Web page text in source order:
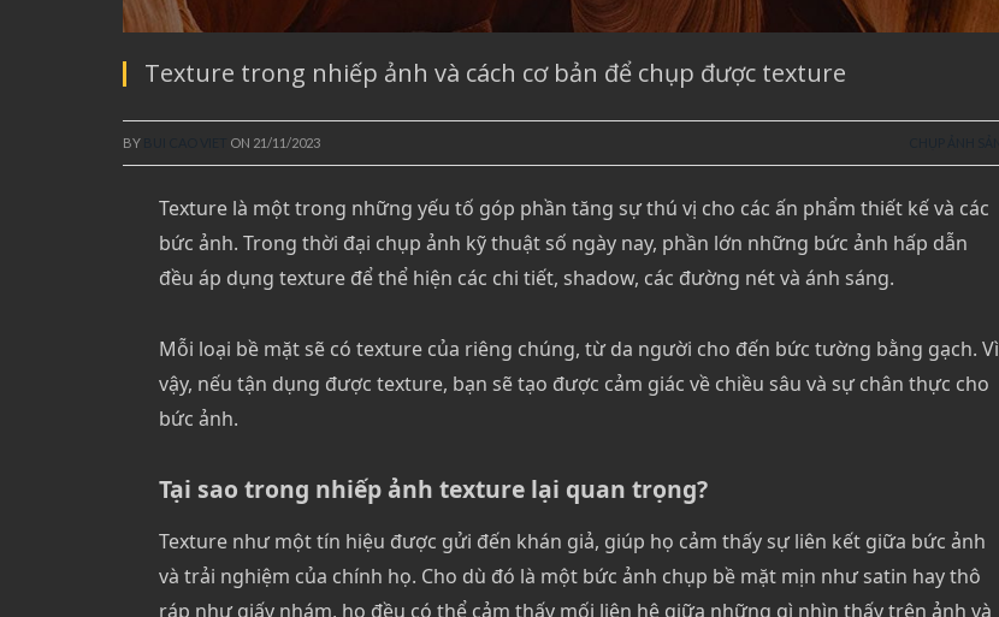
Texture trong nhiếp ảnh và cách cơ bản để chụp được texture
BY ON 21/11/2023
Texture là một trong những yếu tố góp phần tăng sự thú vị cho các ấn phẩm thiết kế và các
bức ảnh. Trong thời đại chụp ảnh kỹ thuật số ngày nay, phần lớn những bức ảnh hấp dẫn
đều áp dụng texture để thể hiện các chi tiết, shadow, các đường nét và ánh sáng.
Mỗi loại bề mặt sẽ có texture của riêng chúng, từ da người cho đến bức tường bằng gạch. Vì
vậy, nếu tận dụng được texture, bạn sẽ tạo được cảm giác về chiều sâu và sự chân thực cho
bức ảnh.
Tại sao trong nhiếp ảnh texture lại quan trọng?
Texture như một tín hiệu được gửi đến khán giả, giúp họ cảm thấy sự liên kết giữa bức ảnh
và trải nghiệm của chính họ. Cho dù đó là một bức ảnh chụp bề mặt mịn như satin hay thô
ráp như giấy nhám, họ đều có thể cảm thấy mối liên hệ giữa những gì nhìn thấy trên ảnh và